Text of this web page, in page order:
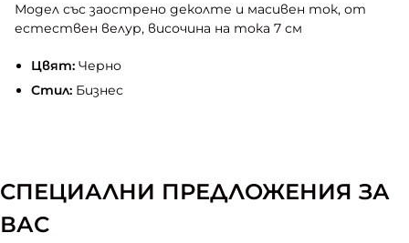
Модел със заострено деколте и масивен ток, от
естествен велур, височина на тока 7 см
Цвят:Черно
Стил:Бизнес
СПЕЦИАЛНИ ПРЕДЛОЖЕНИЯ ЗА
ВАС